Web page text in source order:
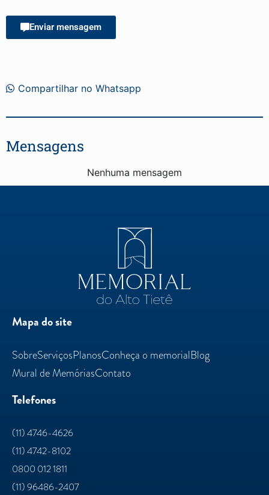
Enviar mensagem
Compartilhar no Whatsapp
Mensagens
Nenhuma mensagem
Mapa do site
SobreServiçosPlanosConheça o memorialBlog
Mural de MemóriasContato
Telefones
(11) 4746-4626
(11) 4742-8102
0800 012 1811
(11) 96486-2407